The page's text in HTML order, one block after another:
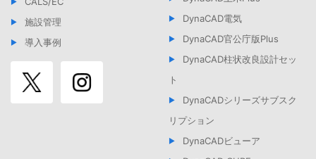
施設管理
導入事例
DynaCAD電気
DynaCAD官公庁版Plus
DynaCAD柱状改良設計セッ
ト
DynaCADシリーズサブスク
リプション
DynaCADビューア